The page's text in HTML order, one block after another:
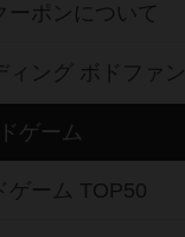
ーポンについて
ィング ボドファン
ゲーム
ゲーム TOP50